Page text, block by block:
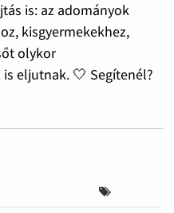
is: az adományok
kisgyermekekhez,
olykor
eljutnak. 🤍 Segítenél?